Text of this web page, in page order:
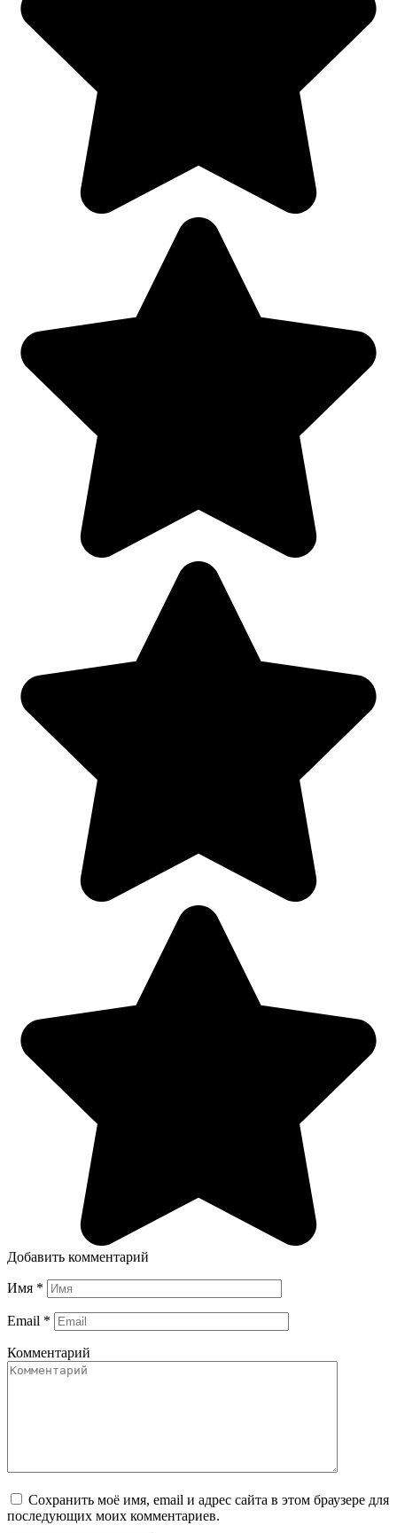
Добавить комментарий
Имя *
Email *
Комментарий
Сохранить моё имя, email и адрес сайта в этом браузере для
последующих моих комментариев.